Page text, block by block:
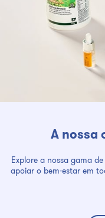
A nossa
Explore a nossa gama
apoiar o bem-estar em